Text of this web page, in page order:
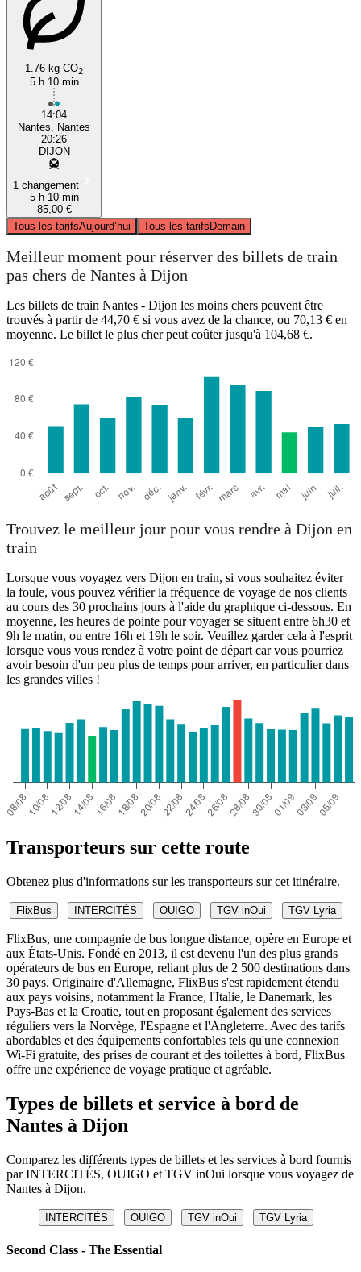
1.76 kg CO2
5 h 10 min
14:04
Nantes, Nantes
20:26
DIJON
1 changement
5 h 10 min
85,00 €
Tous les tarifsAujourd’hui Tous les tarifsDemain
Meilleur moment pour réserver des billets de train
pas chers de Nantes à Dijon
Les billets de train Nantes - Dijon les moins chers peuvent être
trouvés à partir de 44,70 € si vous avez de la chance, ou 70,13 € en
moyenne. Le billet le plus cher peut coûter jusqu'à 104,68 €.
Trouvez le meilleur jour pour vous rendre à Dijon en
train
Lorsque vous voyagez vers Dijon en train, si vous souhaitez éviter
la foule, vous pouvez vérifier la fréquence de voyage de nos clients
au cours des 30 prochains jours à l'aide du graphique ci-dessous. En
moyenne, les heures de pointe pour voyager se situent entre 6h30 et
9h le matin, ou entre 16h et 19h le soir. Veuillez garder cela à l'esprit
lorsque vous vous rendez à votre point de départ car vous pourriez
avoir besoin d'un peu plus de temps pour arriver, en particulier dans
les grandes villes !
Transporteurs sur cette route
Obtenez plus d'informations sur les transporteurs sur cet itinéraire.
FlixBus INTERCITÉS OUIGO TGV inOui TGV Lyria
FlixBus, une compagnie de bus longue distance, opère en Europe et
aux États-Unis. Fondé en 2013, il est devenu l'un des plus grands
opérateurs de bus en Europe, reliant plus de 2 500 destinations dans
30 pays. Originaire d'Allemagne, FlixBus s'est rapidement étendu
aux pays voisins, notamment la France, l'Italie, le Danemark, les
Pays-Bas et la Croatie, tout en proposant également des services
réguliers vers la Norvège, l'Espagne et l'Angleterre. Avec des tarifs
abordables et des équipements confortables tels qu'une connexion
Wi-Fi gratuite, des prises de courant et des toilettes à bord, FlixBus
offre une expérience de voyage pratique et agréable.
Types de billets et service à bord de
Nantes à Dijon
Comparez les différents types de billets et les services à bord fournis
par INTERCITÉS, OUIGO et TGV inOui lorsque vous voyagez de
Nantes à Dijon.
INTERCITÉS OUIGO TGV inOui TGV Lyria
Second Class - The Essential